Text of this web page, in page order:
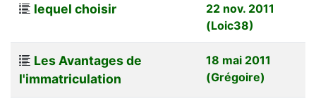
lequel choisir
22 nov. 2011
(Loic38)
Les Avantages de
l'immatriculation
18 mai 2011
(Grégoire)